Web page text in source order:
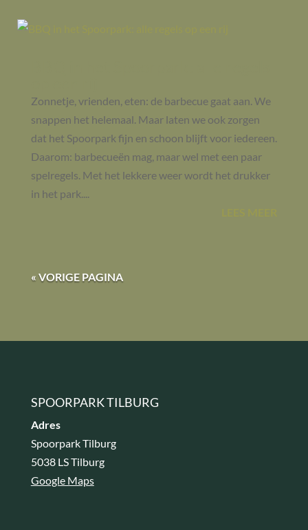
Zonnetje, vrienden, eten: de barbecue gaat aan. We
snappen het helemaal. Maar laten we ook zorgen
dat het Spoorpark fijn en schoon blijft voor iedereen.
Daarom: barbecueën mag, maar wel met een paar
spelregels. Met het lekkere weer wordt het drukker
in het park....
« VORIGE PAGINA
SPOORPARK TILBURG
Adres
Spoorpark Tilburg
5038 LS Tilburg
Google Maps